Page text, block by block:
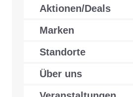
Aktionen/Deals
Marken
Standorte
Über uns